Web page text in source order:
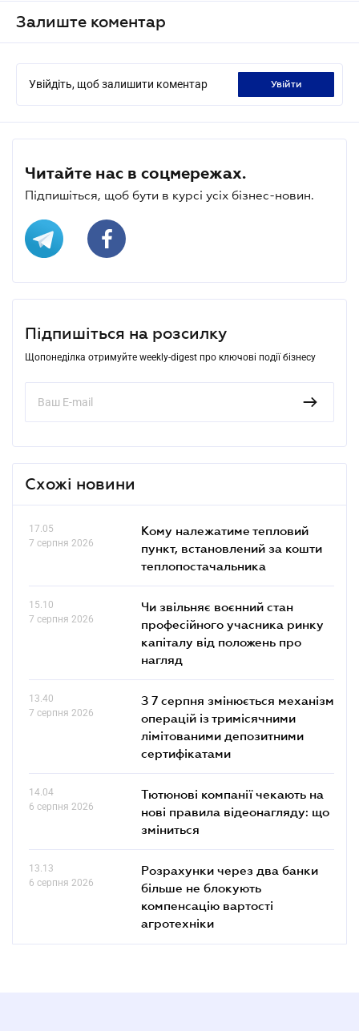
Залиште коментар
Увійдіть, щоб залишити коментар увійти
Читайте нас в соцмережах.
Підпишіться, щоб бути в курсі усіх бізнес-новин.
Підпишіться на розсилку
Щопонеділка отримуйте weekly-digest про ключові події бізнесу
Схожі новини
17.05
7 серпня 2026
Кому належатиме тепловий
пункт, встановлений за кошти
теплопостачальника
15.10
7 серпня 2026
Чи звільняє воєнний стан
професійного учасника ринку
капіталу від положень про
нагляд
13.40
7 серпня 2026
З 7 серпня змінюється механізм
операцій із тримісячними
лімітованими депозитними
сертифікатами
14.04
6 серпня 2026
Тютюнові компанії чекають на
нові правила відеонагляду: що
зміниться
13.13
6 серпня 2026
Розрахунки через два банки
більше не блокують
компенсацію вартості
агротехніки